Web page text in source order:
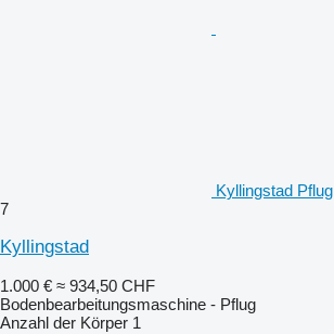
Kyllingstad Pflug
7
Kyllingstad
1.000 € ≈ 934,50 CHF
Bodenbearbeitungsmaschine - Pflug
Anzahl der Körper 1